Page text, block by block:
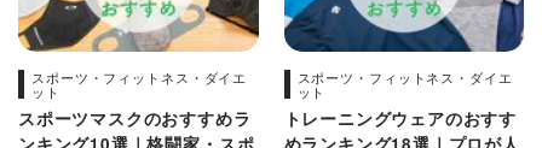
スポーツ・フィットネス・ダイエ
ット
スポーツマスクのおすすめラ
スポーツ・フィットネス・ダイエ
ット
トレーニングウェアのおすす